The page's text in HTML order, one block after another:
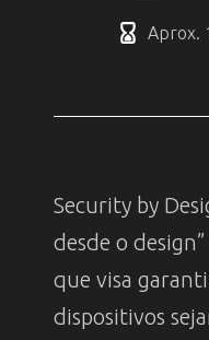
Aprox.
Security by
desde o
que visa
dispositivos